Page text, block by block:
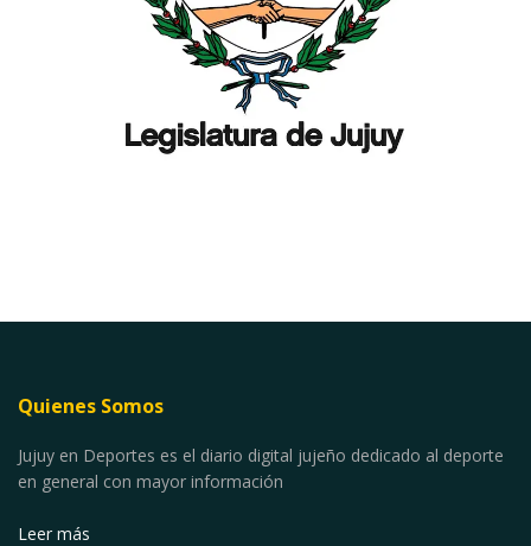
Quienes Somos
Jujuy en Deportes es el diario digital jujeño dedicado al deporte
en general con mayor información
Leer más